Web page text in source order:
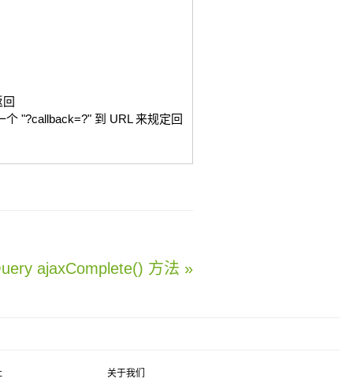
"?callback=?" 到 URL 来规定回
ajaxComplete() 方法 »
关于我们